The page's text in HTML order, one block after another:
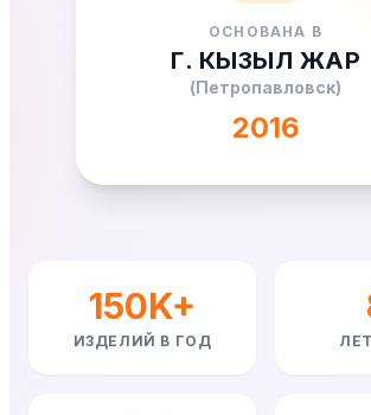
ОСНОВАНА В
Г. КЫЗЫЛ ЖАР
(Петропавловск)
2016
150K+
ИЗДЕЛИЙ В ГОД